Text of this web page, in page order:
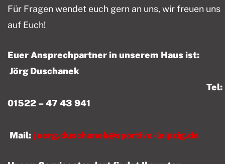
Für Fragen wendet euch gern an uns, wir freuen uns
auf Euch!
Euer Ansprechpartner in unserem Haus ist:
Jörg Duschanek
Tel:
01522 – 47 43 941
Mail: joerg.duschanek@sportivo-leipzig.de